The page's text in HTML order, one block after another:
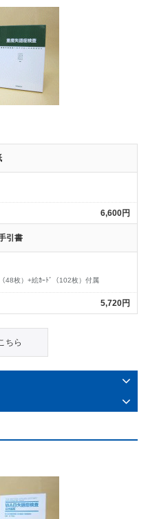
6,600円
引書
48枚）+絵ｶｰﾄﾞ（102枚）付属
5,720円
ちら